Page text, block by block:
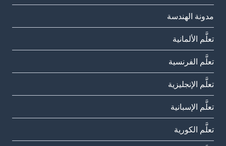
مدونة الهندسة
تعلَّم الألمانية
تعلَّم الفرنسية
تعلَّم الإنجليزية
تعلَّم الإسبانية
تعلَّم الكورية